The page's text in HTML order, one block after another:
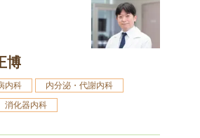
博
内科
内分泌・代謝内科
消化器内科